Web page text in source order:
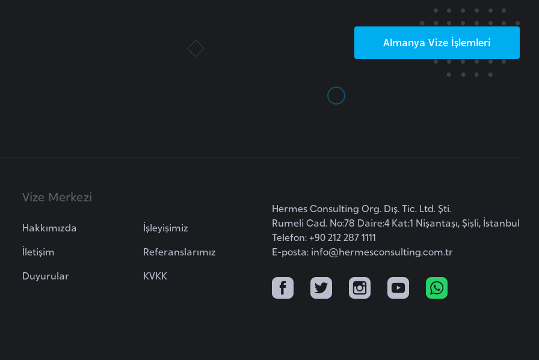
Almanya Vize İşlemleri
Vize Merkezi
Hakkımızda
İletişim
Duyurular
İşleyişimiz
Referanslarımız
KVKK
Hermes Consulting Org. Dış. Tic. Ltd. Şti.
Rumeli Cad. No:78 Daire:4 Kat:1 Nişantaşı, Şişli, İstanbul
Telefon: +90 212 287 1111
E-posta: info@hermesconsulting.com.tr